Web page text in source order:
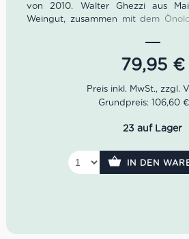
von 2010. Walter Ghezzi aus
Weingut, zusammen mit dem
wurde sein Traum Wirklichkeit.
seinem Sohn Gualtiero und
Weingut vermachte, leitet das Paar
Der Gualto Brunello di Montalcino
wird zunächst in Edelstahltanks
Ausbau wird er in französische
umgefüllt und bleibt dort 36
der Gualto Brunello weitere 24
Mit elegantem Rubinrot legt sich
Glas. Ein Bouquet voll
79,95 €
Grundpreis: 106,60
23 auf Lager
IN DEN